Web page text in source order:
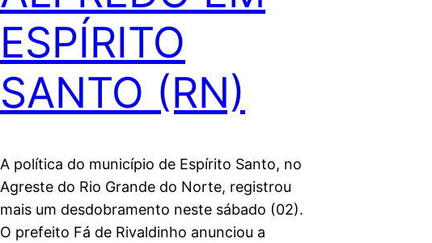
ESPÍRITO
SANTO (RN)
A política do município de Espírito Santo, no
Agreste do Rio Grande do Norte, registrou
mais um desdobramento neste sábado (02).
O prefeito Fá de Rivaldinho anunciou a